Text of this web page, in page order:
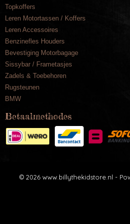
Topkoffers
Leren Motortassen / Koffers
Leren Accessoires
Benzinefles Houders
Bevestiging Motorbagage
Sissybar / Frametasjes
Zadels & Toebehoren
Rugsteunen
BMW
Betaalmethodes
© 2026 www.billythekidstore.nl -